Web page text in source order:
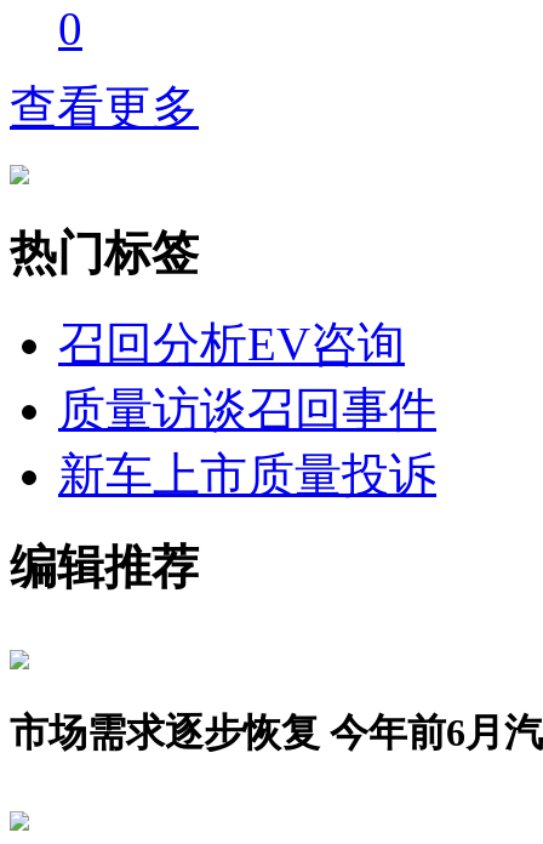
0
查看更多
热门标签
召回分析EV咨询
质量访谈召回事件
新车上市质量投诉
编辑推荐
市场需求逐步恢复 今年前6月